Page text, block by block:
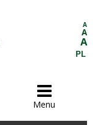
A
A
A
PL

Menu